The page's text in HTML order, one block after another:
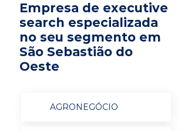
Empresa de executive
search especializada
no seu segmento em
São Sebastião do
Oeste
AGRONEGÓCIO